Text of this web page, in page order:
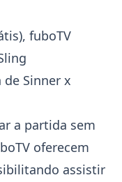
fuboTV
Sinner x
a partida sem
oferecem
assistir